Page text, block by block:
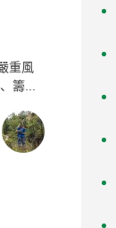
重風
籌...